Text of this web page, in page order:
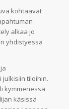
kohtaavat
alkaa jo
yhdistyessä
julkisiin tiloihin.
kymmenessä
käsissä